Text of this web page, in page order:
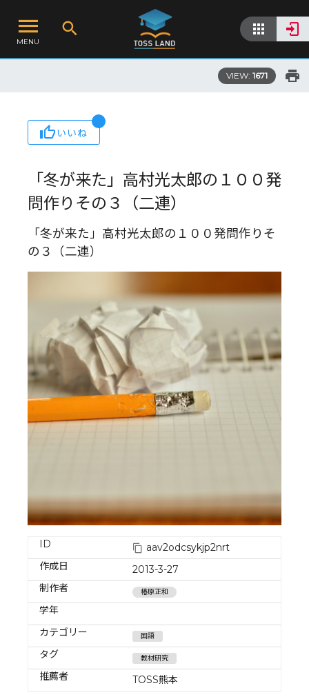
MENU
VIEW: 1671
いいね
「冬が来た」高村光太郎の１００発
問作りその３（二連）
「冬が来た」高村光太郎の１００発問作りそ
の３（二連）
ID
aav2odcsykjp2nrt
作成日
2013-3-27
制作者
椿原正和
学年
カテゴリー
国語
タグ 教材研究
推薦者 TOSS熊本